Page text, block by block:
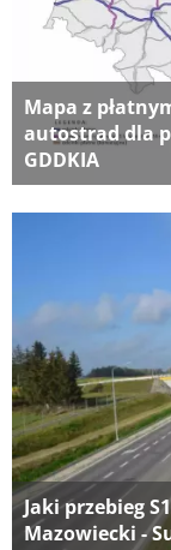
Mapa z
autostrad dla
GDDKIA
Jaki przebieg
Mazowiecki -